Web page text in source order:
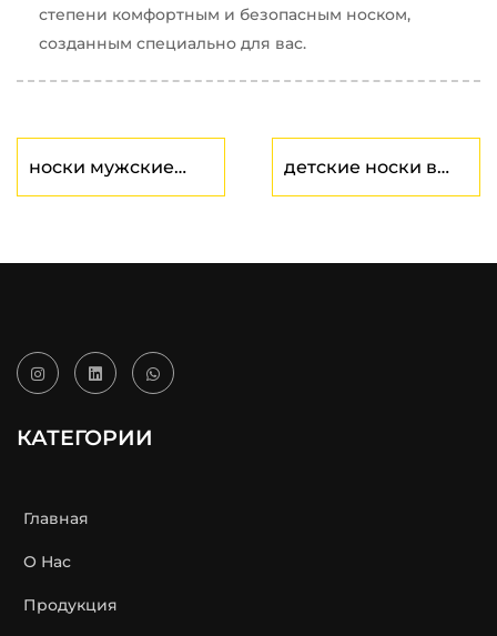
степени комфортным и безопасным носком,
созданным специально для вас.
носки мужские
завод
детские носки в
Китае
КАТЕГОРИИ
Главная
О Нас
Продукция